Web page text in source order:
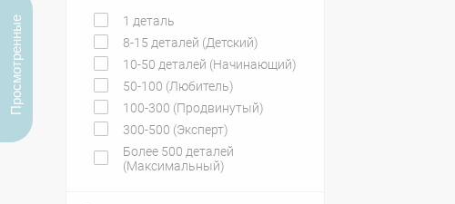
1 деталь
8-15 деталей (Детский)
10-50 деталей (Начинающий)
50-100 (Любитель)
100-300 (Продвинутый)
300-500 (Эксперт)
Более 500 деталей
(Максимальный)
Просмотренные